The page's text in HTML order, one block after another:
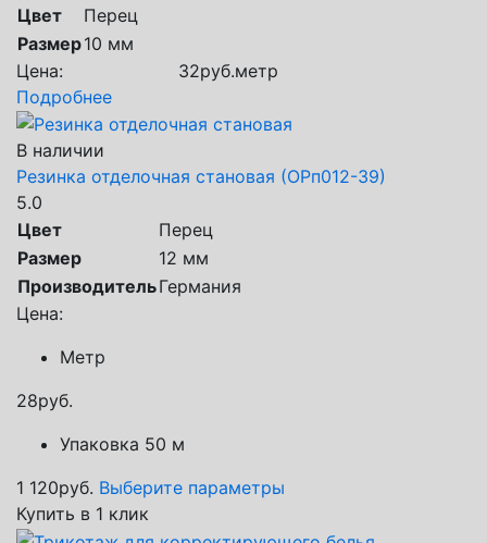
Цвет
Перец
Размер10 мм
Цена:
32руб.метр
Подробнее
В наличии
Резинка отделочная становая (ОРп012-39)
5.0
Цвет
Перец
Размер
12 мм
ПроизводительГермания
Цена:
Метр
28руб.
Упаковка 50 м
1 120руб. Выберите параметры
Купить в 1 клик